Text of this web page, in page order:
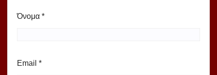
Όνομα *
Email *